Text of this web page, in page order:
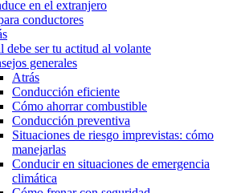
en el extranjero
conductores
debe ser tu actitud al volante
generales
Atrás
Conducción eficiente
Cómo ahorrar combustible
Conducción preventiva
Situaciones de riesgo imprevistas: cómo
manejarlas
Conducir en situaciones de emergencia
climática